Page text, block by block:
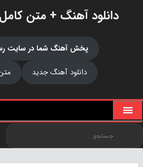
دانلود آهنگ + متن
پخش آهنگ شما در سایت
دانلود آهنگ جدید